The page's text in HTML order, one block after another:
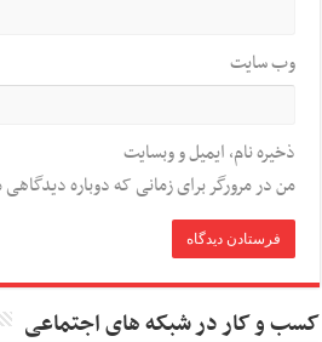
وب‌ سایت
ذخیره نام، ایمیل و وبسایت
من در مرورگر برای زمانی که دوباره
کسب و کار در شبکه های اجتماعی